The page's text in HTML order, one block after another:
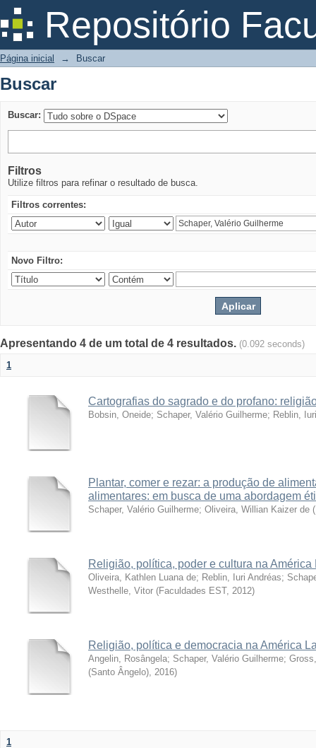
Repositório
Buscar
Página inicial → Buscar
Buscar
Buscar:
Filtros
Utilize filtros para refinar o resultado de busca.
Filtros correntes:
Novo Filtro:
Apresentando 4 de um total de 4 resultados. (0.092 seconds)
1
Cartografias do sagrado e do profano:
Bobsin, Oneide; Schaper, Valério Guilherme; Reblin,
Plantar, comer e rezar: a produção de
alimentares: em busca de uma abordagem
Schaper, Valério Guilherme; Oliveira, Willian Kaizer de (
Religião, política, poder e cultura na América
Oliveira, Kathlen Luana de; Reblin, Iuri Andréas;
Westhelle, Vitor (Faculdades EST, 2012)
Religião, política e democracia na América
Angelin, Rosângela; Schaper, Valério Guilherme;
(Santo Ângelo), 2016)
1